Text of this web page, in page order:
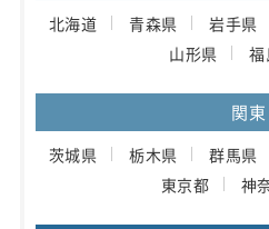
北海道 青森県 岩手県
山形県
福
関東
茨城県 栃木県 群馬県
東京都
神